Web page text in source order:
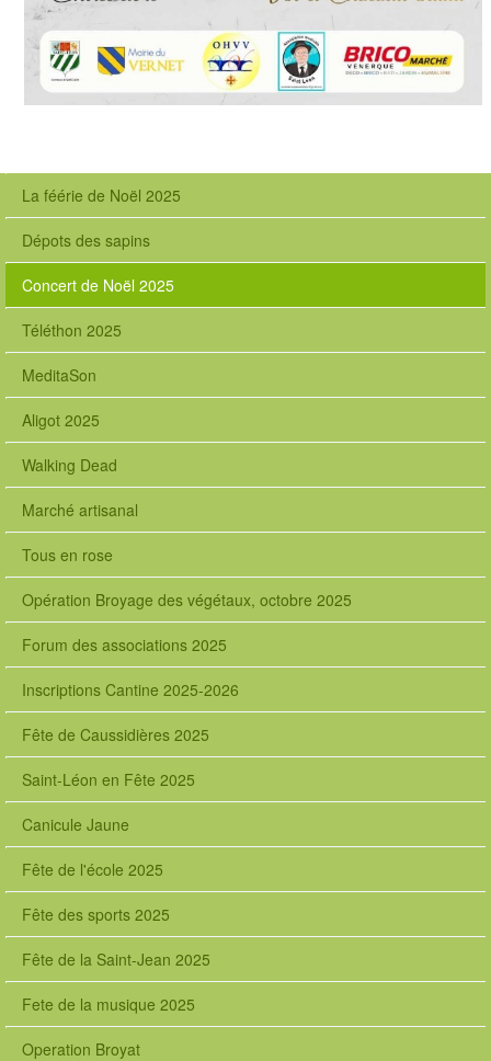
La féérie de Noël 2025
Dépots des sapins
Concert de Noël 2025
Téléthon 2025
MeditaSon
Aligot 2025
Walking Dead
Marché artisanal
Tous en rose
Opération Broyage des végétaux, octobre 2025
Forum des associations 2025
Inscriptions Cantine 2025-2026
Fête de Caussidières 2025
Saint-Léon en Fête 2025
Canicule Jaune
Fête de l'école 2025
Fête des sports 2025
Fête de la Saint-Jean 2025
Fete de la musique 2025
Operation Broyat